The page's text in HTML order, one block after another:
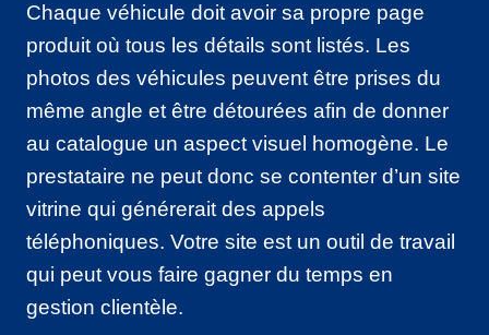
Chaque véhicule doit avoir sa propre page
produit où tous les détails sont listés. Les
photos des véhicules peuvent être prises du
même angle et être détourées afin de donner
au catalogue un aspect visuel homogène. Le
prestataire ne peut donc se contenter d’un site
vitrine qui générerait des appels
téléphoniques. Votre site est un outil de travail
qui peut vous faire gagner du temps en
gestion clientèle.